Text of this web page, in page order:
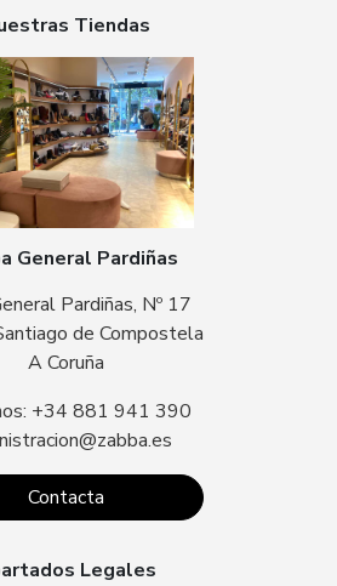
Tiendas
General Pardiñas
Pardiñas, Nº 17
de Compostela
A Coruña
+34 881 941 390
Contacta
Legales